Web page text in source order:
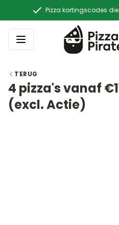
Pizza kortingscodes
TERUG
4 pizza's vanaf
(excl. Actie)